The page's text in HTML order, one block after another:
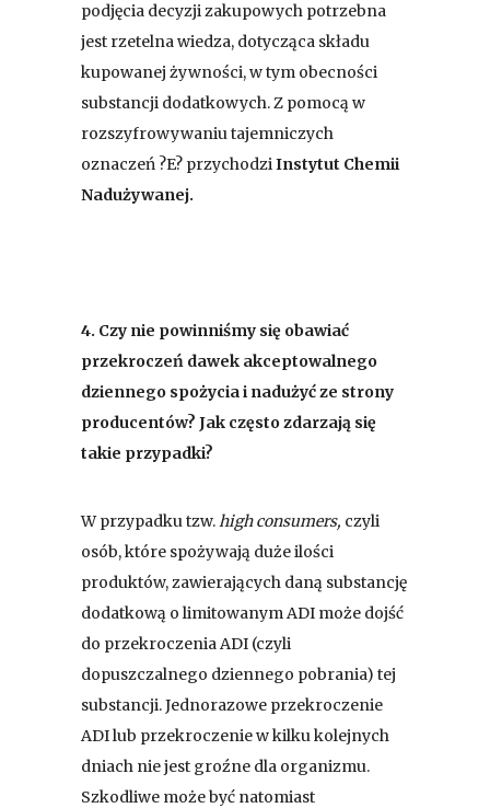
podjęcia decyzji zakupowych potrzebna
jest rzetelna wiedza, dotycząca składu
kupowanej żywności, w tym obecności
substancji dodatkowych. Z pomocą w
rozszyfrowywaniu tajemniczych
oznaczeń ?E? przychodziInstytut Chemii
Nadużywanej.
4. Czy nie powinniśmy się obawiać
przekroczeń dawek akceptowalnego
dziennego spożycia i nadużyć ze strony
producentów? Jak często zdarzają się
takie przypadki?
W przypadku tzw.high consumers, czyli
osób, które spożywają duże ilości
produktów, zawierających daną substancję
dodatkową o limitowanym ADI może dojść
do przekroczenia ADI (czyli
dopuszczalnego dziennego pobrania) tej
substancji. Jednorazowe przekroczenie
ADI lub przekroczenie w kilku kolejnych
dniach nie jest groźne dla organizmu.
Szkodliwe może być natomiast